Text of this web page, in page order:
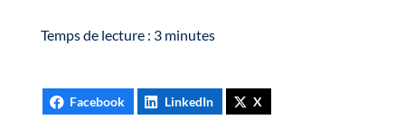
Temps de lecture : 3 minutes
Facebook LinkedIn X